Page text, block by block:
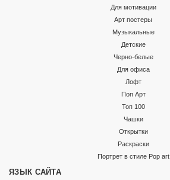
Для мотивации
Арт постеры
Музыкальные
Детские
Черно-белые
Для офиса
Лофт
Поп Арт
Топ 100
Чашки
Открытки
Раскраски
Портрет в стиле Pop art
ЯЗЫК САЙТА